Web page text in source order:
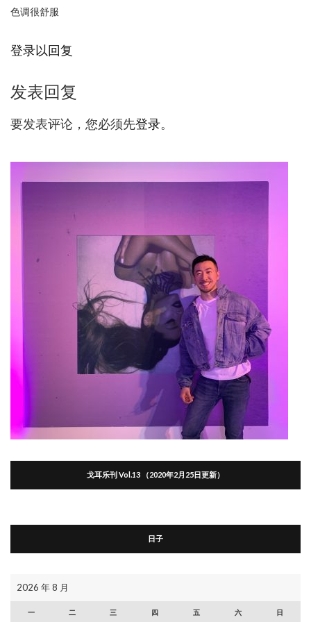
色调很舒服
登录以回复
发表回复
要发表评论，您必须先登录。
戈耳乐刊 Vol.13 （2020年2月25日更新）
日子
2026 年 8 月
一 二 三 四 五 六 日